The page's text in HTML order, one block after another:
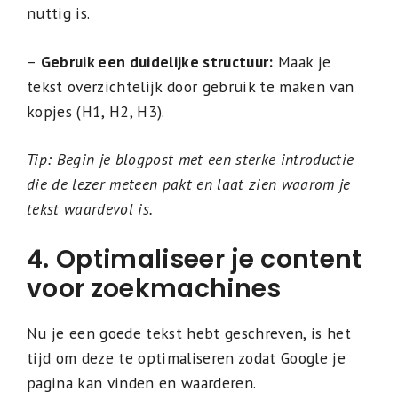
nuttig is.
– Gebruik een duidelijke structuur: Maak je
tekst overzichtelijk door gebruik te maken van
kopjes (H1, H2, H3).
Tip: Begin je blogpost met een sterke introductie
die de lezer meteen pakt en laat zien waarom je
tekst waardevol is.
4. Optimaliseer je content
voor zoekmachines
Nu je een goede tekst hebt geschreven, is het
tijd om deze te optimaliseren zodat Google je
pagina kan vinden en waarderen.